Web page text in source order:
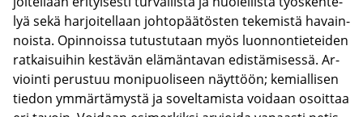
lyä sekä har­joi­tel­laan joh­to­pää­tös­ten te­ke­mis­tä ha­vain­
nois­ta. Opin­nois­sa tu­tus­tu­taan myös luon­non­tie­tei­den
rat­kai­sui­hin kes­tä­vän elä­män­ta­van edis­tä­mi­ses­sä. Ar­
vioin­ti pe­rus­tuu mo­ni­puo­li­seen näyt­töön; ke­mial­li­sen
tie­don ym­mär­tä­mys­tä ja so­vel­ta­mis­ta voi­daan osoit­taa